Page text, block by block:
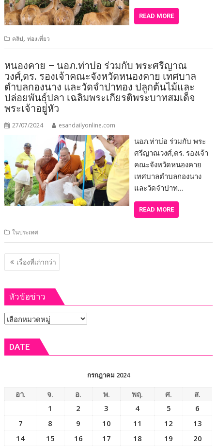
READ MORE
คลิป,ท่องเที่ยว
หนองคาย – นอภ.ท่าบ่อ ร่วมกับ พระศรีญาณ
วงศ์,ดร. รองเจ้าคณะจังหวัดหนองคาย เทศบาล
ตำบลกองนาง และวัดจำปาทอง ปลูกต้นไม้และ
ปล่อยพันธุ์ปลา เฉลิมพระเกียรติพระบาทสมเด็จ
พระเจ้าอยู่หัว
27/07/2024 esandailyonline.com
นอภ.ท่าบ่อ ร่วมกับ พระ
ศรีญาณวงศ์,ดร. รองเจ้า
คณะจังหวัดหนองคาย
เทศบาลตำบลกองนาง
และวัดจำปาท…
READ MORE
ในประเทศ
แนะแนว
เรื่อง
เรื่องที่เก่ากว่า
หัวข้อข่าว
หัวข้อ
DATE
กรกฎาคม 2024
อา. จ. อ. พ. พฤ. ศ.
ส.
1
2 3 4 5
6
7
8 9 10 11 12
13
14
15 16 17 18 19
20